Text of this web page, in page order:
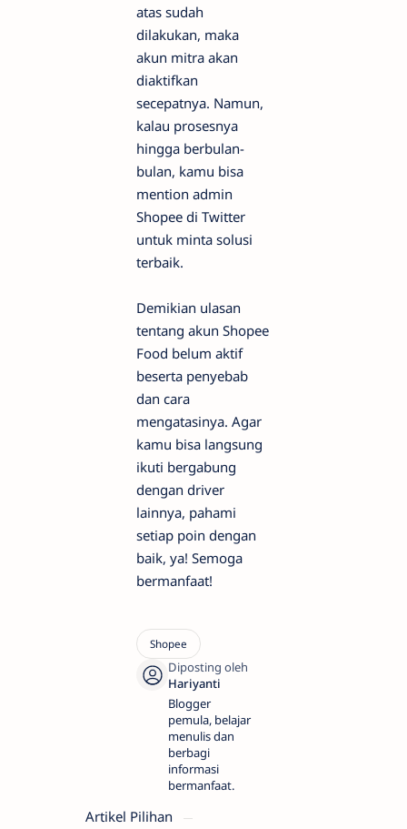
atas sudah
dilakukan, maka
akun mitra akan
diaktifkan
secepatnya. Namun,
kalau prosesnya
hingga berbulan-
bulan, kamu bisa
mention admin
Shopee di Twitter
untuk minta solusi
terbaik.
Demikian ulasan
tentang akun Shopee
Food belum aktif
beserta penyebab
dan cara
mengatasinya. Agar
kamu bisa langsung
ikuti bergabung
dengan driver
lainnya, pahami
setiap poin dengan
baik, ya! Semoga
bermanfaat!
Blogger
pemula, belajar
menulis dan
berbagi
informasi
bermanfaat.
Artikel Pilihan